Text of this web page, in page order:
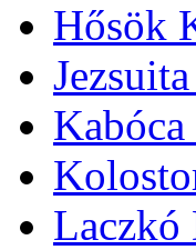
Hősök
Laczkó